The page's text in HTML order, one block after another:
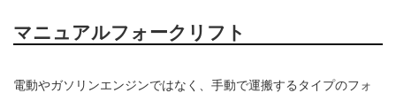
マニュアルフォークリフト
電動やガソリンエンジンではなく、手動で運搬するタイプのフォ